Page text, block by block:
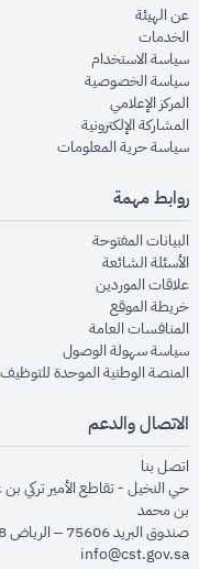
عن الهيئةin new window
الخدماتopens in new window
سياسة الاستخدام
سياسة الخصوصيةnew window
المركز الإعلاميin new window
المشاركة الإلكترونيةwindow
سياسة حرية المعلوماتwindow
روابط مهمة
البيانات المفتوحةnew window
الأسئلة الشائعةin new window
علاقات الموردينnew window
خريطة الموقعin new window
المنافسات العامةnew window
سياسة سهولة الوصولwindow
المنصة الوطنية الموحدة
الاتصال والدعم
اتصل بنا
حي النخيل - تقاطع الأمير تركي بن
بن محمد
صندوق البريد 75606 – الرياض 11588
info@cst.gov.sa